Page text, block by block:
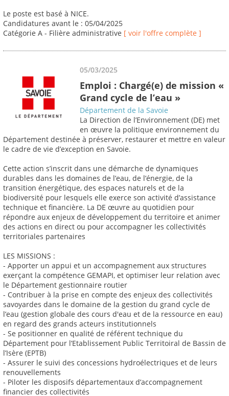
Le poste est basé à NICE.
Candidatures avant le : 05/04/2025
Catégorie A - Filière administrative [ voir l'offre complète ]
05/03/2025
Emploi : Chargé(e) de mission «
Grand cycle de l’eau »
Département de la Savoie
La Direction de l’Environnement (DE) met
en œuvre la politique environnement du
Département destinée à préserver, restaurer et mettre en valeur
le cadre de vie d’exception en Savoie.
Cette action s’inscrit dans une démarche de dynamiques
durables dans les domaines de l’eau, de l’énergie, de la
transition énergétique, des espaces naturels et de la
biodiversité pour lesquels elle exerce son activité d’assistance
technique et financière. La DE œuvre au quotidien pour
répondre aux enjeux de développement du territoire et animer
des actions en direct ou pour accompagner les collectivités
territoriales partenaires
LES MISSIONS :
- Apporter un appui et un accompagnement aux structures
exerçant la compétence GEMAPI, et optimiser leur relation avec
le Département gestionnaire routier
- Contribuer à la prise en compte des enjeux des collectivités
savoyardes dans le domaine de la gestion du grand cycle de
l’eau (gestion globale des cours d'eau et de la ressource en eau)
en regard des grands acteurs institutionnels
- Se positionner en qualité de référent technique du
Département pour l’Etablissement Public Territoiral de Bassin de
l’Isère (EPTB)
- Assurer le suivi des concessions hydroélectriques et de leurs
renouvellements
- Piloter les disposifs départementaux d’accompagnement
financier des collectivités